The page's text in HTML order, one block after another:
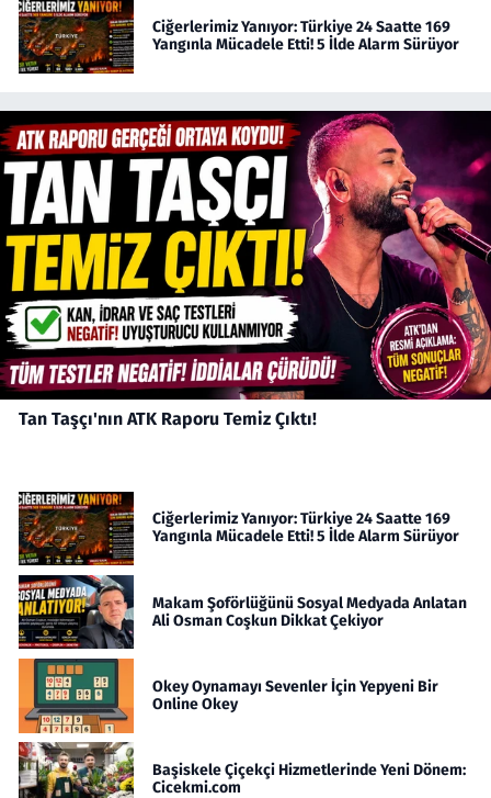
Ciğerlerimiz Yanıyor: Türkiye 24 Saatte 169
Yangınla Mücadele Etti! 5 İlde Alarm Sürüyor
Tan Taşçı'nın ATK Raporu Temiz Çıktı!
Ciğerlerimiz Yanıyor: Türkiye 24 Saatte 169
Yangınla Mücadele Etti! 5 İlde Alarm Sürüyor
Makam Şoförlüğünü Sosyal Medyada Anlatan
Ali Osman Coşkun Dikkat Çekiyor
Okey Oynamayı Sevenler İçin Yepyeni Bir
Online Okey
Başiskele Çiçekçi Hizmetlerinde Yeni Dönem:
Cicekmi.com